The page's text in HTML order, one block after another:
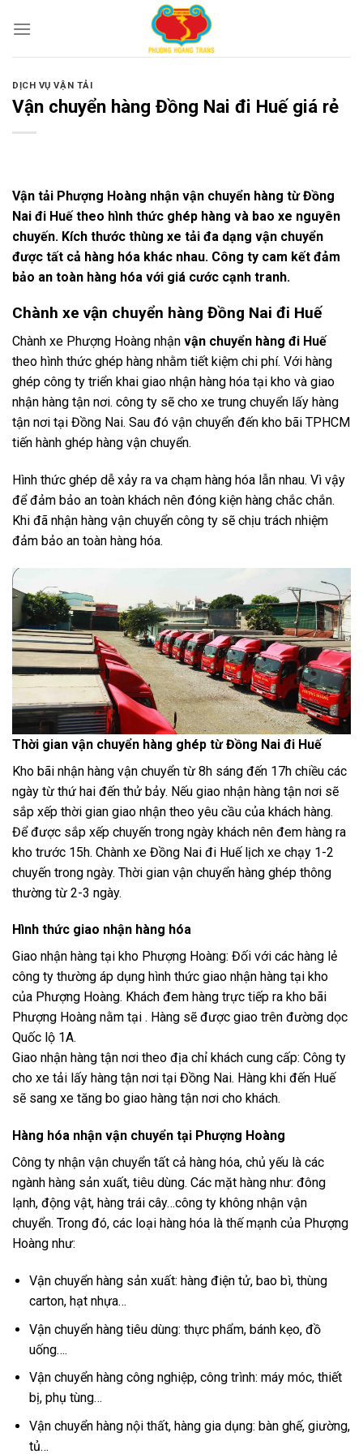
DỊCH VỤ VẬN TẢI
Vận chuyển hàng Đồng Nai đi Huế giá rẻ
Vận tải Phượng Hoàng nhận vận chuyển hàng từ Đồng
Nai đi Huế theo hình thức ghép hàng và bao xe nguyên
chuyến. Kích thước thùng xe tải đa dạng vận chuyển
được tất cả hàng hóa khác nhau. Công ty cam kết đảm
bảo an toàn hàng hóa với giá cước cạnh tranh.
Chành xe vận chuyển hàng Đồng Nai đi Huế
Chành xe Phượng Hoàng nhận vận chuyển hàng đi Huế
theo hình thức ghép hàng nhằm tiết kiệm chi phí. Với hàng
ghép công ty triển khai giao nhận hàng hóa tại kho và giao
nhận hàng tận nơi. công ty sẽ cho xe trung chuyển lấy hàng
tận nơi tại Đồng Nai. Sau đó vận chuyển đến kho bãi TPHCM
tiến hành ghép hàng vận chuyển.
Hình thức ghép dễ xảy ra va chạm hàng hóa lẫn nhau. Vì vậy
để đảm bảo an toàn khách nên đóng kiện hàng chắc chắn.
Khi đã nhận hàng vận chuyển công ty sẽ chịu trách nhiệm
đảm bảo an toàn hàng hóa.
Thời gian vận chuyển hàng ghép từ Đồng Nai đi Huế
Kho bãi nhận hàng vận chuyển từ 8h sáng đến 17h chiều các
ngày từ thứ hai đến thử bảy. Nếu giao nhận hàng tận nơi sẽ
sắp xếp thời gian giao nhận theo yêu cầu của khách hàng.
Để được sắp xếp chuyến trong ngày khách nên đem hàng ra
kho trước 15h. Chành xe Đồng Nai đi Huế lịch xe chạy 1-2
chuyến trong ngày. Thời gian vận chuyển hàng ghép thông
thường từ 2-3 ngày.
Hình thức giao nhận hàng hóa
Giao nhận hàng tại kho Phượng Hoàng: Đối với các hàng lẻ
công ty thường áp dụng hình thức giao nhận hàng tại kho
của Phượng Hoàng. Khách đem hàng trực tiếp ra kho bãi
Phượng Hoàng nằm tại . Hàng sẽ được giao trên đường dọc
Quốc lộ 1A.
Giao nhận hàng tận nơi theo địa chỉ khách cung cấp: Công ty
cho xe tải lấy hàng tận nơi tại Đồng Nai. Hàng khi đến Huế
sẽ sang xe tăng bo giao hàng tận nơi cho khách.
Hàng hóa nhận vận chuyển tại Phượng Hoàng
Công ty nhận vận chuyển tất cả hàng hóa, chủ yếu là các
ngành hàng sản xuất, tiêu dùng. Các mặt hàng như: đông
lạnh, động vật, hàng trái cây…công ty không nhận vận
chuyển. Trong đó, các loại hàng hóa là thế mạnh của Phượng
Hoàng như:
Vận chuyển hàng sản xuất: hàng điện tử, bao bì, thùng
carton, hạt nhựa…
Vận chuyển hàng tiêu dùng: thực phẩm, bánh kẹo, đồ
uống….
Vận chuyển hàng công nghiệp, công trình: máy móc, thiết
bị, phụ tùng…
Vận chuyển hàng nội thất, hàng gia dụng: bàn ghế, giường,
tủ…